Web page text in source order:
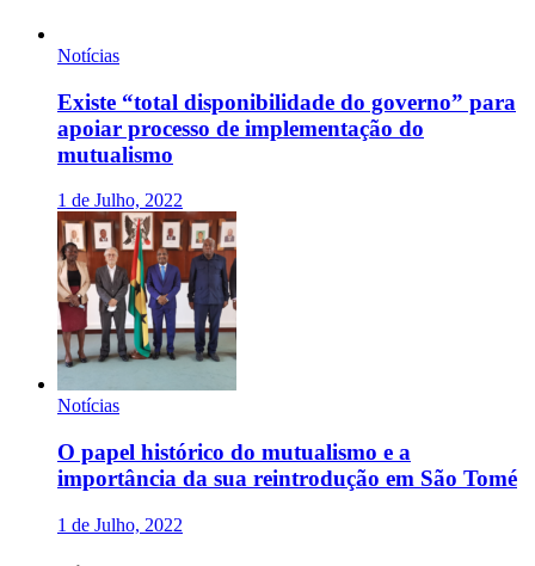
Notícias
Existe “total disponibilidade do governo” para
apoiar processo de implementação do
mutualismo
1 de Julho, 2022
Notícias
O papel histórico do mutualismo e a
importância da sua reintrodução em São Tomé
1 de Julho, 2022